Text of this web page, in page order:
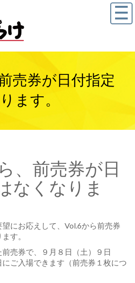
売券が日付指定
ます。
、前売券が日
なくなりま
にお応えして、Vol.6から前売券
す。
売券で、９月８日（土）９日
にご入場できます（前売券１枚につ